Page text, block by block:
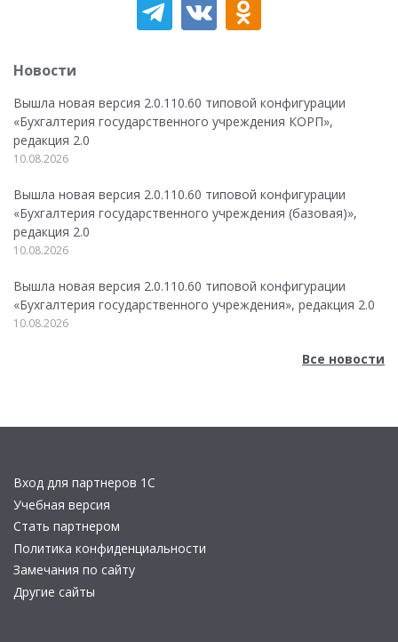
Новости
Вышла новая версия 2.0.110.60 типовой конфигурации
«Бухгалтерия государственного учреждения КОРП»,
редакция 2.0
10.08.2026
Вышла новая версия 2.0.110.60 типовой конфигурации
«Бухгалтерия государственного учреждения (базовая)»,
редакция 2.0
10.08.2026
Вышла новая версия 2.0.110.60 типовой конфигурации
«Бухгалтерия государственного учреждения», редакция 2.0
10.08.2026
Все новости
Вход для партнеров 1С
Учебная версия
Стать партнером
Политика конфиденциальности
Замечания по сайту
Другие сайты